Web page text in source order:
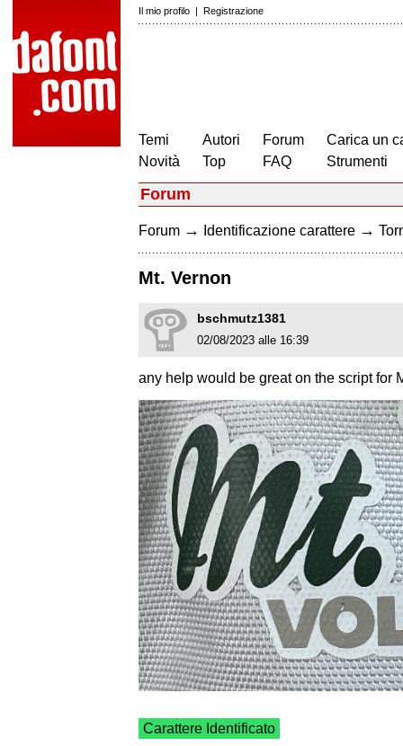
Il mio profilo | Registrazione
Temi
Novità
Autori
Top
Forum
FAQ
Carica un
Strumenti
Forum
Forum → Identificazione carattere →
Mt. Vernon
bschmutz1381
02/08/2023 alle 16:39
any help would be great on the script for
Carattere Identificato